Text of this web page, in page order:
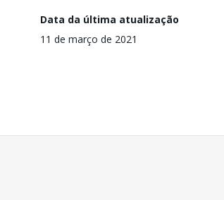
Data da última atualização
11 de março de 2021